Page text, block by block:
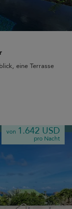
eine Terrasse
von 1.642 USD
pro Nacht